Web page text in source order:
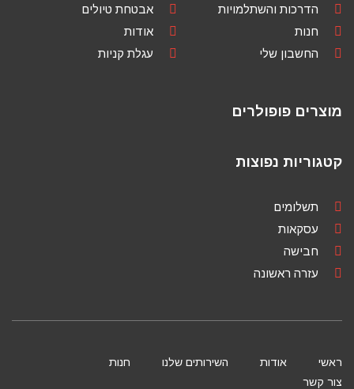
הדרכות והשתלמויות
אבטחת טיולים
חנות
אודות
החשבון שלי
עגלת קניות
מוצרים פופולרים
קטגוריות נפוצות
תשלומים
עסקאות
חבישה
עזרה ראשונה
ראשי אודות השירותים שלנו
חנות
צור קשר